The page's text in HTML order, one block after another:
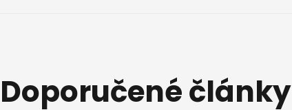
Doporučené články